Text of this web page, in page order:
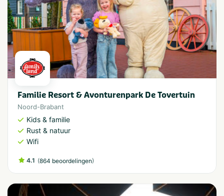
Familie Resort & Avonturenpark De Tovertuin
Noord-Brabant
Kids & familie
Rust & natuur
Wifi
4.1 (864 beoordelingen)